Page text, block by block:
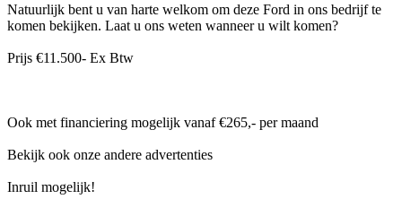
Natuurlijk bent u van harte welkom om deze Ford in ons bedrijf te
komen bekijken. Laat u ons weten wanneer u wilt komen?
Prijs €11.500- Ex Btw
Ook met financiering mogelijk vanaf €265,- per maand
Bekijk ook onze andere advertenties
Inruil mogelijk!